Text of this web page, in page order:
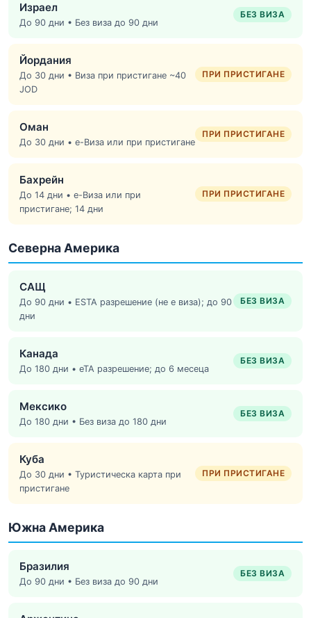
Израел
До 90 дни • Без виза до 90 дни
БЕЗ ВИЗА
Йордания
До 30 дни • Виза при пристигане ~40
JOD
ПРИ ПРИСТИГАНЕ
Оман
До 30 дни • е-Виза или при пристигане
ПРИ ПРИСТИГАНЕ
Бахрейн
До 14 дни • е-Виза или при
пристигане; 14 дни
ПРИ ПРИСТИГАНЕ
Северна Америка
САЩ
До 90 дни • ESTA разрешение (не е виза); до 90
дни
БЕЗ ВИЗА
Канада
До 180 дни • eTA разрешение; до 6 месеца
БЕЗ ВИЗА
Мексико
До 180 дни • Без виза до 180 дни
БЕЗ ВИЗА
Куба
До 30 дни • Туристическа карта при
пристигане
ПРИ ПРИСТИГАНЕ
Южна Америка
Бразилия
До 90 дни • Без виза до 90 дни
БЕЗ ВИЗА